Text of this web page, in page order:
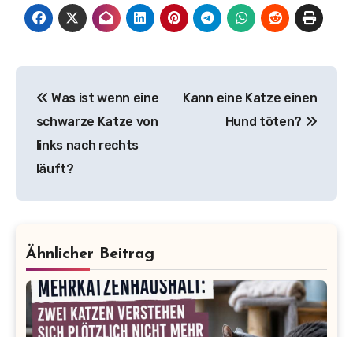
Was ist wenn eine
schwarze Katze von
links nach rechts
läuft?
Kann eine Katze einen
Hund töten?
Ähnlicher Beitrag